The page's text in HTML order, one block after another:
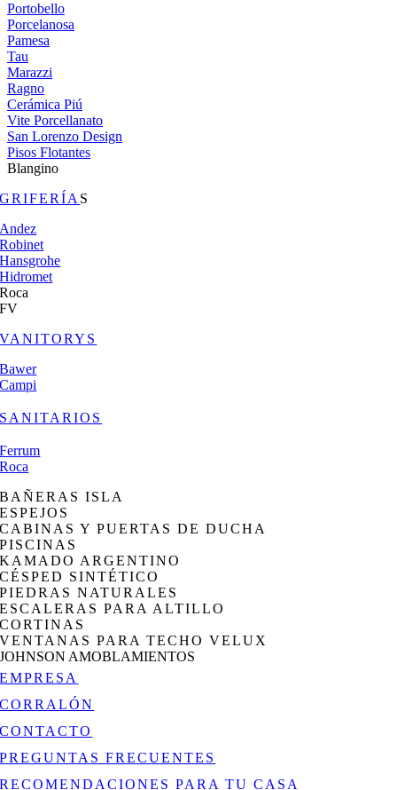
Portobello
Porcelanosa
Pamesa
Tau
Marazzi
Ragno
Cerámica Piú
Vite Porcellanato
San Lorenzo Design
Pisos Flotantes
Blangino
GRIFERÍA S
Andez
Robinet
Hansgrohe
Hidromet
Roca
FV
VANITORYS
Bawer
Campi
SANITARIOS
Ferrum
Roca
BAÑERAS ISLA
ESPEJOS
CABINAS Y PUERTAS DE DUCHA
PISCINAS
KAMADO ARGENTINO
CÉSPED SINTÉTICO
PIEDRAS NATURALES
ESCALERAS PARA ALTILLO
CORTINAS
VENTANAS PARA TECHO VELUX
JOHNSON AMOBLAMIENTOS
EMPRESA
CORRALÓN
CONTACTO
PREGUNTAS FRECUENTES
RECOMENDACIONES PARA TU CASA